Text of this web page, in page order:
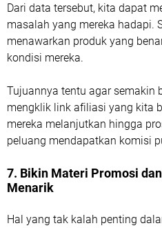
Dari data tersebut, kita dapat
masalah yang mereka hadapi.
menawarkan produk yang
kondisi mereka.
Tujuannya tentu agar semakin
mengklik link afiliasi yang kita
mereka melanjutkan hingga
peluang mendapatkan komisi
7. Bikin Materi Promosi
Menarik
Hal yang tak kalah penting